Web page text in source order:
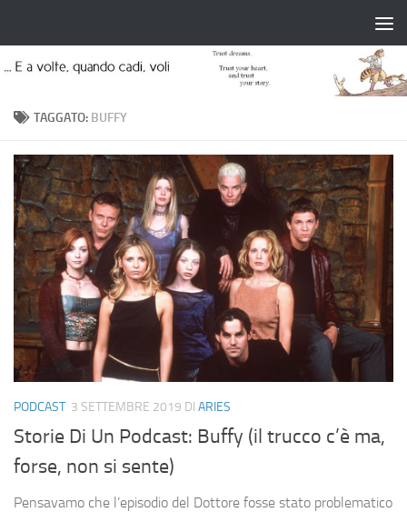
TAGGATO: BUFFY
PODCAST 3 SETTEMBRE 2019 DI ARIES
Storie Di Un Podcast: Buffy (il trucco c’è ma,
forse, non si sente)
Pensavamo che l’episodio del Dottore fosse stato problematico